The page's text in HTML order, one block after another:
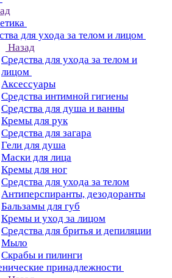
для ухода за телом и лицом
Назад
Средства для ухода за телом и
лицом
Аксессуары
Средства интимной гигиены
Средства для душа и ванны
Кремы для рук
Средства для загара
Гели для душа
Маски для лица
Кремы для ног
Средства для ухода за телом
Антиперспиранты, дезодоранты
Бальзамы для губ
Кремы и уход за лицом
Средства для бритья и депиляции
Мыло
Скрабы и пилинги
принадлежности